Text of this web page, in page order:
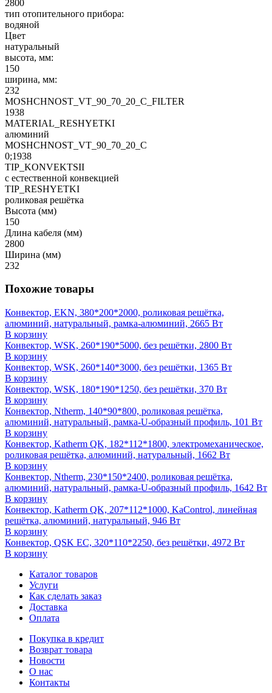
2800
тип отопительного прибора:
водяной
Цвет
натуральный
высота, мм:
150
ширина, мм:
232
MOSHCHNOST_VT_90_70_20_C_FILTER
1938
MATERIAL_RESHYETKI
алюминий
MOSHCHNOST_VT_90_70_20_C
0;1938
TIP_KONVEKTSII
с естественной конвекцией
TIP_RESHYETKI
роликовая решётка
Высота (мм)
150
Длина кабеля (мм)
2800
Ширина (мм)
232
Похожие товары
Конвектор, EKN, 380*200*2000, роликовая решётка,
алюминий, натуральный, рамка-алюминий, 2665 Вт
В корзину
Конвектор, WSK, 260*190*5000, без решётки, 2800 Вт
В корзину
Конвектор, WSK, 260*140*3000, без решётки, 1365 Вт
В корзину
Конвектор, WSK, 180*190*1250, без решётки, 370 Вт
В корзину
Конвектор, Ntherm, 140*90*800, роликовая решётка,
алюминий, натуральный, рамка-U-образный профиль, 101 Вт
В корзину
Конвектор, Katherm QK, 182*112*1800, электромеханическое,
роликовая решётка, алюминий, натуральный, 1662 Вт
В корзину
Конвектор, Ntherm, 230*150*2400, роликовая решётка,
алюминий, натуральный, рамка-U-образный профиль, 1642 Вт
В корзину
Конвектор, Katherm QK, 207*112*1000, KaControl, линейная
решётка, алюминий, натуральный, 946 Вт
В корзину
Конвектор, QSK EC, 320*110*2250, без решётки, 4972 Вт
В корзину
Каталог товаров
Услуги
Как сделать заказ
Доставка
Оплата
Покупка в кредит
Возврат товара
Новости
О нас
Контакты